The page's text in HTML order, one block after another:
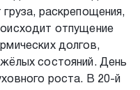
груза, раскрепощения,
отпущение
долгов,
состояний. День
роста. В 20-й